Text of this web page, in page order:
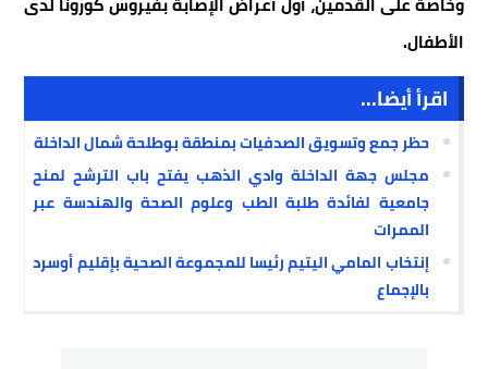
الأطفال.
اقرأ أيضا...
حظر جمع وتسويق الصدفيات بمنطقة بوطلحة شمال الداخلة
مجلس جهة الداخلة وادي الذهب يفتح باب الترشح لمنح
جامعية لفائدة طلبة الطب وعلوم الصحة والهندسة عبر
الممرات
إنتخاب المامي اليتيم رئيسا للمجموعة الصحية بإقليم أوسرد
بالإجماع